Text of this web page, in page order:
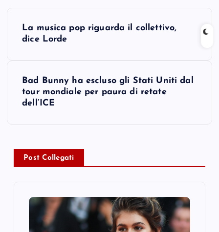
v
La musica pop riguarda il collettivo,
dice Lorde
Bad Bunny ha escluso gli Stati Uniti dal
tour mondiale per paura di retate
dell’ICE
Post Collegati